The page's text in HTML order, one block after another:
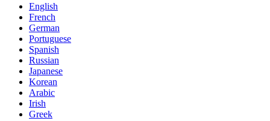
English
French
German
Portuguese
Spanish
Russian
Japanese
Korean
Arabic
Irish
Greek